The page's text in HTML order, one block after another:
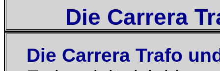
Die Carrera
Die Carrera Trafo